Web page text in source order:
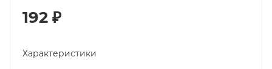
192 ₽
Характеристики